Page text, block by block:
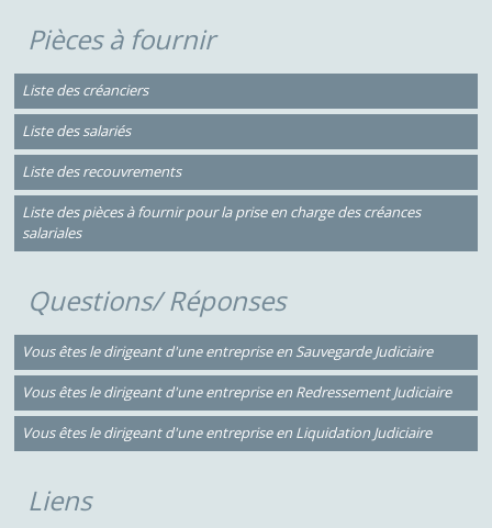
Pièces à fournir
Liste des créanciers
Liste des salariés
Liste des recouvrements
Liste des pièces à fournir pour la prise en charge des créances
salariales
Questions/ Réponses
Vous êtes le dirigeant d'une entreprise en Sauvegarde Judiciaire
Vous êtes le dirigeant d'une entreprise en Redressement Judiciaire
Vous êtes le dirigeant d'une entreprise en Liquidation Judiciaire
Liens